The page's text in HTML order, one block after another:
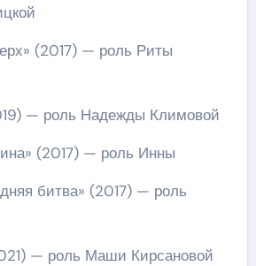
(2017) — роль Риты
— роль Надежды Климовой
(2017) — роль Инны
битва» (2017) — роль
— роль Маши Кирсановой